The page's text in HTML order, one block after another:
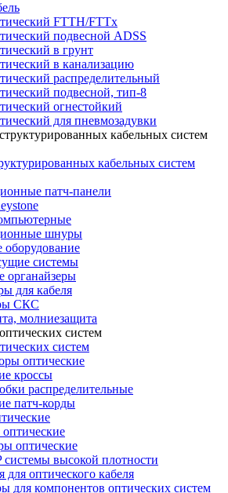
FTTH/FTTx
подвесной ADSS
в грунт
в канализацию
распределительный
подвесной, тип-8
огнестойкий
для пневмозадувки
кабельных систем
патч-панели
шнуры
оборудование
системы
органайзеры
для кабеля
СКС
молниезащита
систем
оптические
кроссы
распределительные
патч-корды
оптические
высокой плотности
для оптического кабеля
для компонентов оптических систем